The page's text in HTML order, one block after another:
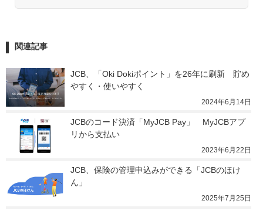
関連記事
JCB、「Oki Dokiポイント」を26年に刷新　貯め
やすく・使いやすく
2024年6月14日
JCBのコード決済「MyJCB Pay」　MyJCBアプ
リから支払い
2023年6月22日
JCB、保険の管理申込みができる「JCBのほけ
ん」
2025年7月25日